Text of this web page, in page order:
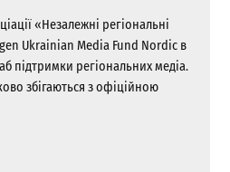
«Незалежні регіональні
Ukrainian Media Fund Nordic в
підтримки регіональних медіа.
збігаються з офіційною